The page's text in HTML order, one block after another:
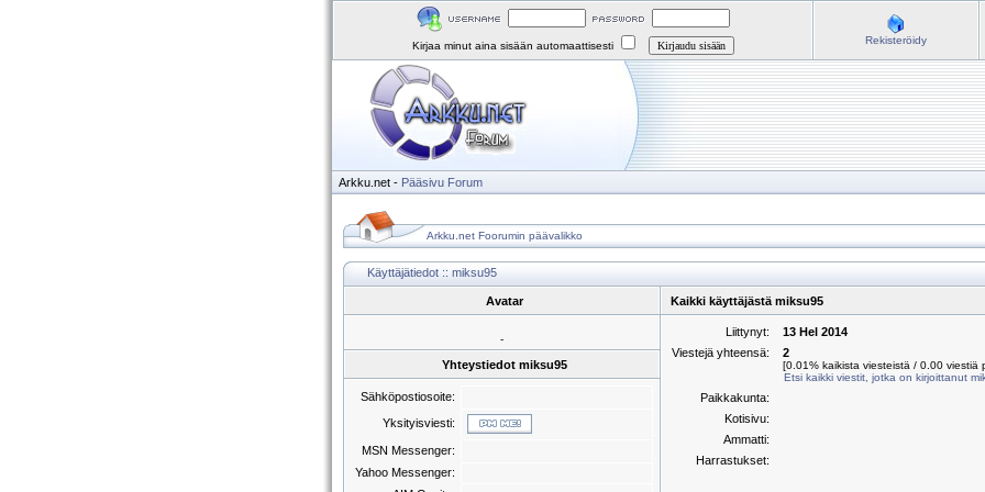
Kirjaa minut aina sisään automaattisesti Rekisteröidy
Arkku.net - Pääsivu Forum
Arkku.net Foorumin päävalikko
Käyttäjätiedot :: miksu95
Avatar Kaikki käyttäjästä miksu95
-
Liittynyt:
13 Hel 2014
Viestejä yhteensä:
2
[0.01% kaikista viesteistä / 0.00 viestiä
Etsi kaikki viestit, jotka on kirjoittanut
Paikkakunta:
Kotisivu:
Ammatti:
Harrastukset:
Yhteystiedot miksu95
Sähköpostiosoite:
Yksityisviesti:
MSN Messenger:
Yahoo Messenger: